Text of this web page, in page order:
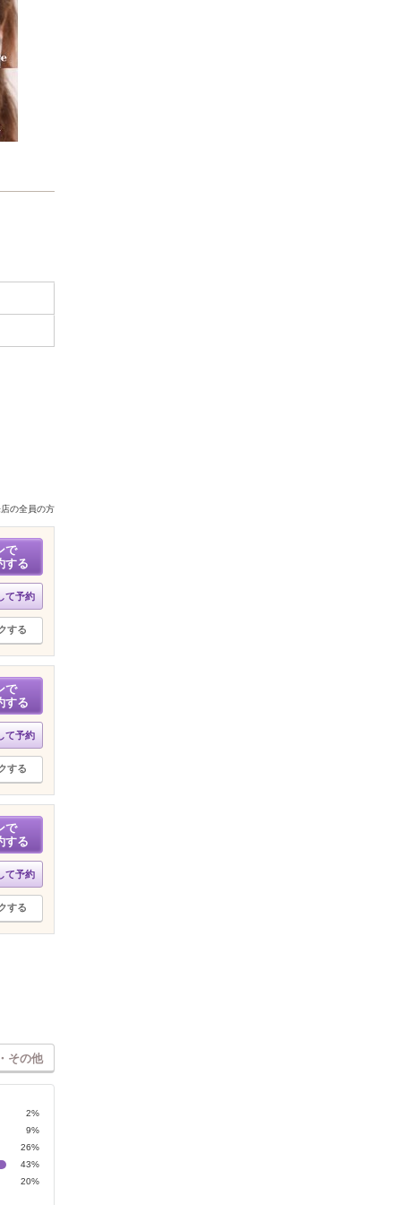
の全員の方
で
する
て予約
する
で
する
て予約
する
で
する
て予約
する
その他
2%
9%
26%
43%
20%